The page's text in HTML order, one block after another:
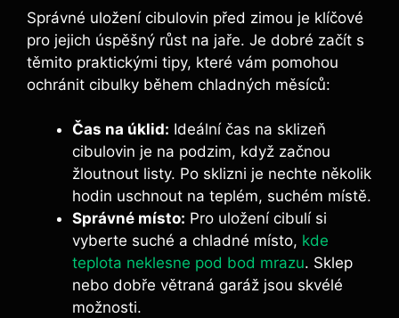
Správné uložení cibulovin před zimou je klíčové
pro jejich úspěšný růst na jaře. Je dobré začít s
těmito praktickými tipy, které vám pomohou
ochránit cibulky během chladných měsíců:
Čas na úklid: Ideální čas na sklizeň
cibulovin je na podzim, když začnou
žloutnout listy. Po sklizni je nechte několik
hodin uschnout na teplém, suchém místě.
Správné místo: Pro uložení cibulí si
vyberte suché a chladné místo, kde
teplota neklesne pod bod mrazu. Sklep
nebo dobře větraná garáž jsou skvélé
možnosti.